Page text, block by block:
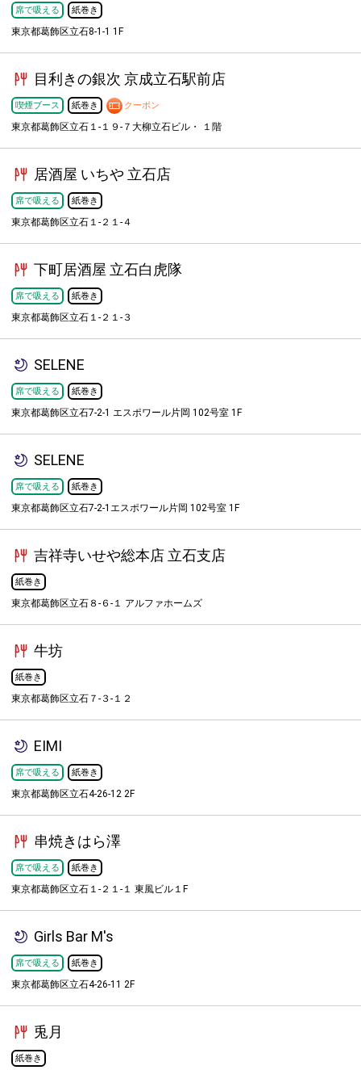
席で吸える 紙巻き
東京都葛飾区立石8-1-1 1F
目利きの銀次 京成立石駅前店
喫煙ブース 紙巻き クーポン
東京都葛飾区立石１-１９-７大柳立石ビル・ １階
居酒屋 いちや 立石店
席で吸える 紙巻き
東京都葛飾区立石１-２１-４
下町居酒屋 立石白虎隊
席で吸える 紙巻き
東京都葛飾区立石１-２１-３
SELENE
席で吸える 紙巻き
東京都葛飾区立石7-2-1 エスポワール片岡 102号室 1F
SELENE
席で吸える 紙巻き
東京都葛飾区立石7-2-1エスポワール片岡 102号室 1F
吉祥寺いせや総本店 立石支店
紙巻き
東京都葛飾区立石８-６-１ アルファホームズ
牛坊
紙巻き
東京都葛飾区立石７-３-１２
EIMI
席で吸える 紙巻き
東京都葛飾区立石4-26-12 2F
串焼きはら澤
席で吸える 紙巻き
東京都葛飾区立石１-２１-１ 東風ビル１F
Girls Bar M's
席で吸える 紙巻き
東京都葛飾区立石4-26-11 2F
兎月
紙巻き